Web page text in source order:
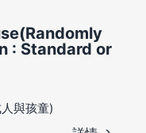
: Standard or
與孩童)